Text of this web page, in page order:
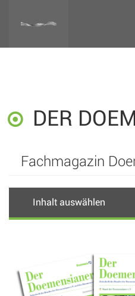
DER
Fachmagazin
Inhalt auswählen